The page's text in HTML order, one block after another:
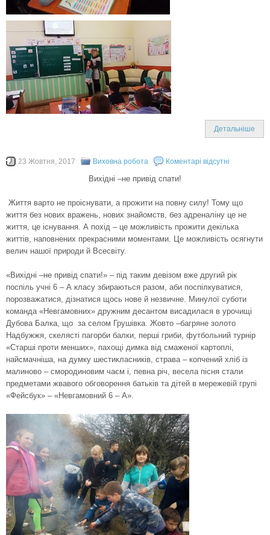
Детальніше
23 Жовтня, 2017 Виховна робота Коментарі відсутні
Вихідні –не привід спати!
Життя варто не проіснувати, а прожити на повну силу! Тому що
життя без нових вражень, нових знайомств, без адреналіну це не
життя, це існування. А похід – це можливість прожити декілька
життів, наповнених прекрасними моментами. Це можливість осягнути
велич нашої природи й Всесвіту.
«Вихідні –не привід спати!» – під таким девізом вже другий рік
поспіль учні 6 – А класу збираються разом, аби поспілкуватися,
порозважатися, дізнатися щось нове й незвичне. Минулої суботи
команда «Невгамовних» дружним десантом висадилася в урочищі
Дубова Балка, що за селом Грушівка. Жовто –багряне золото
Надбужжя, скелясті пагорби балки, перші гриби, футбольний турнір
«Старші проти менших», пахощі димка від смаженої картоплі,
найсмачніша, на думку шестикласників, страва – копчений хліб із
малиново – смородиновим чаєм і, певна річ, весела пісня стали
предметами жвавого обговорення батьків та дітей в мережевій групі
«Фейсбук» – «Невгамовний 6 – А».